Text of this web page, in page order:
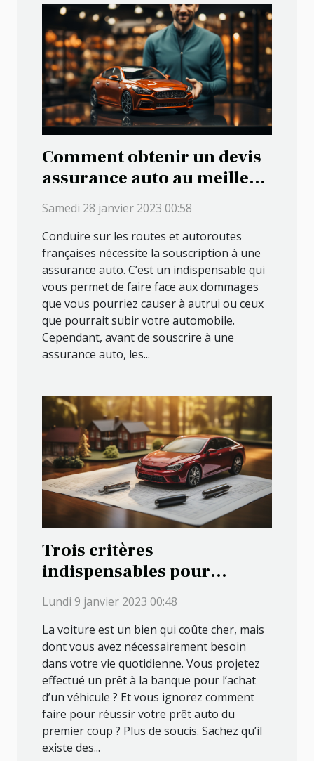
Comment obtenir un devis
assurance auto au meilleur
tarif ?
Samedi 28 janvier 2023 00:58
Conduire sur les routes et autoroutes
françaises nécessite la souscription à une
assurance auto. C’est un indispensable qui
vous permet de faire face aux dommages
que vous pourriez causer à autrui ou ceux
que pourrait subir votre automobile.
Cependant, avant de souscrire à une
assurance auto, les...
Trois critères
indispensables pour
réussir un crédit auto
Lundi 9 janvier 2023 00:48
La voiture est un bien qui coûte cher, mais
dont vous avez nécessairement besoin
dans votre vie quotidienne. Vous projetez
effectué un prêt à la banque pour l’achat
d’un véhicule ? Et vous ignorez comment
faire pour réussir votre prêt auto du
premier coup ? Plus de soucis. Sachez qu’il
existe des...